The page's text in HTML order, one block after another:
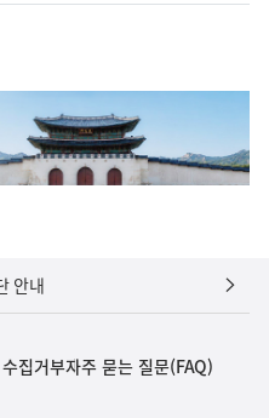
안내
집거부자주 묻는 질문(FAQ)